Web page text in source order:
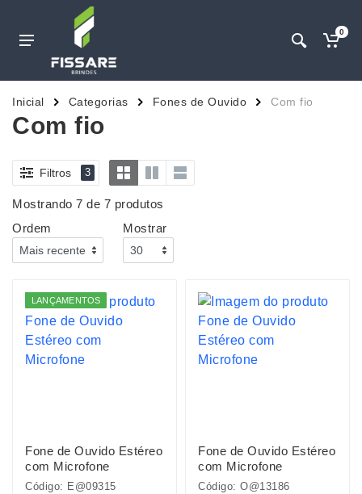
0
Inicial Categorias Fones de Ouvido Com fio
Com fio
Filtros 3
Mostrando 7 de 7 produtos
Ordem
Mostrar
LANÇAMENTOS
Fone de Ouvido Estéreo
com Microfone
Código: E@09315
Fone de Ouvido Estéreo
com Microfone
Código: O@13186